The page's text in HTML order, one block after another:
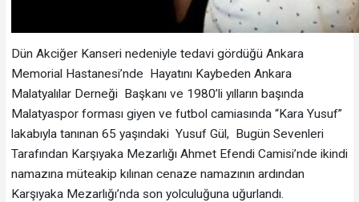
Dün Akciğer Kanseri nedeniyle tedavi gördüğü Ankara
Memorial Hastanesi’nde Hayatını Kaybeden Ankara
Malatyalılar Derneği Başkanı ve 1980’li yılların başında
Malatyaspor forması giyen ve futbol camiasında “Kara Yusuf”
lakabıyla tanınan 65 yaşındaki Yusuf Gül, Bugün Sevenleri
Tarafından Karşıyaka Mezarlığı Ahmet Efendi Camisi’nde ikindi
namazına müteakip kılınan cenaze namazının ardından
Karşıyaka Mezarlığı’nda son yolculuğuna uğurlandı.